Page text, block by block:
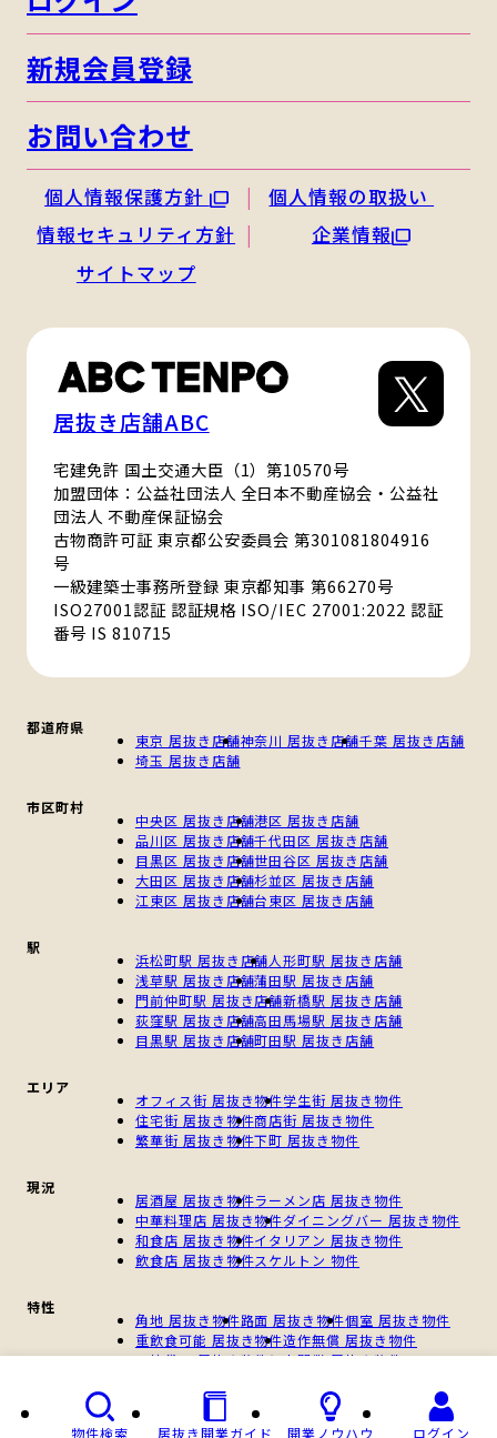
新規会員登録
お問い合わせ
個人情報保護方針
個人情報の取扱い
情報セキュリティ方針
企業情報
サイトマップ
居抜き店舗ABC
宅建免許 国土交通大臣（1）第10570号
加盟団体：公益社団法人 全日本不動産協会・公益社
団法人 不動産保証協会
古物商許可証 東京都公安委員会 第301081804916
号
一級建築士事務所登録 東京都知事 第66270号
ISO27001認証 認証規格 ISO/IEC 27001:2022 認証
番号 IS 810715
都道府県
東京 居抜き店舗神奈川 居抜き店舗千葉 居抜き店舗
埼玉 居抜き店舗
市区町村
中央区 居抜き店舗港区 居抜き店舗
品川区 居抜き店舗千代田区 居抜き店舗
目黒区 居抜き店舗世田谷区 居抜き店舗
大田区 居抜き店舗杉並区 居抜き店舗
江東区 居抜き店舗台東区 居抜き店舗
駅
浜松町駅 居抜き店舗人形町駅 居抜き店舗
浅草駅 居抜き店舗蒲田駅 居抜き店舗
門前仲町駅 居抜き店舗新橋駅 居抜き店舗
荻窪駅 居抜き店舗高田馬場駅 居抜き店舗
目黒駅 居抜き店舗町田駅 居抜き店舗
エリア
オフィス街 居抜き物件学生街 居抜き物件
住宅街 居抜き物件商店街 居抜き物件
繁華街 居抜き物件下町 居抜き物件
現況
居酒屋 居抜き物件ラーメン店 居抜き物件
中華料理店 居抜き物件ダイニングバー 居抜き物件
和食店 居抜き物件イタリアン 居抜き物件
飲食店 居抜き物件スケルトン 物件
特性
角地 居抜き物件路面 居抜き物件個室 居抜き物件
重飲食可能 居抜き物件造作無償 居抜き物件
一棟貸し 居抜き物件個人開業 居抜き物件
物件検索 居抜き開業ガイド 開業ノウハウ ログイン